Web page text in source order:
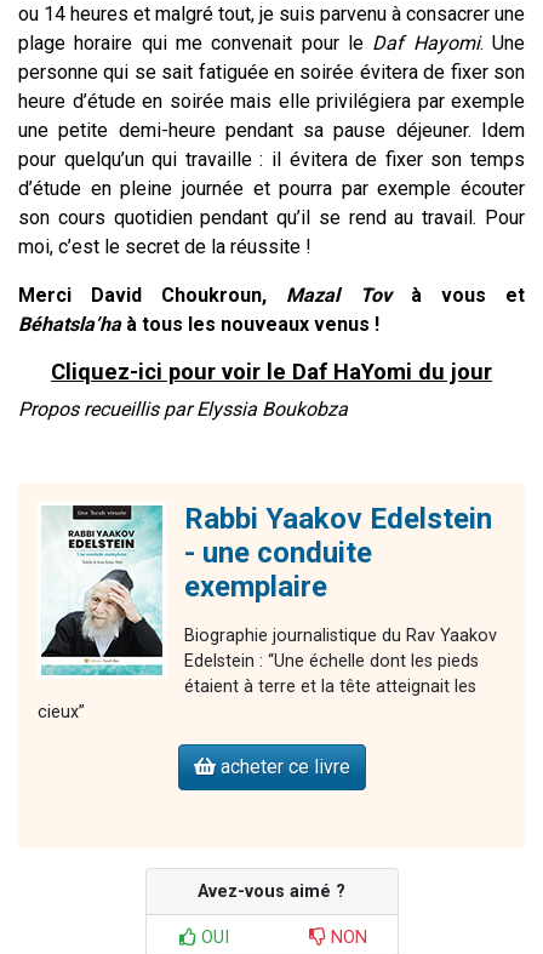
ou 14 heures et malgré tout, je suis parvenu à consacrer une
plage horaire qui me convenait pour le Daf Hayomi. Une
personne qui se sait fatiguée en soirée évitera de fixer son
heure d’étude en soirée mais elle privilégiera par exemple
une petite demi-heure pendant sa pause déjeuner. Idem
pour quelqu’un qui travaille : il évitera de fixer son temps
d’étude en pleine journée et pourra par exemple écouter
son cours quotidien pendant qu’il se rend au travail. Pour
moi, c’est le secret de la réussite !
Merci David Choukroun, Mazal Tovà vous et
Béhatsla’haà tous les nouveaux venus !
Cliquez-ici pour voir le Daf HaYomi du jour
Propos recueillis par Elyssia Boukobza
Rabbi Yaakov Edelstein
- une conduite
exemplaire
Biographie journalistique du Rav Yaakov
Edelstein : “Une échelle dont les pieds
étaient à terre et la tête atteignait les
cieux”
acheter ce livre
Avez-vous aimé ?
OUI NON